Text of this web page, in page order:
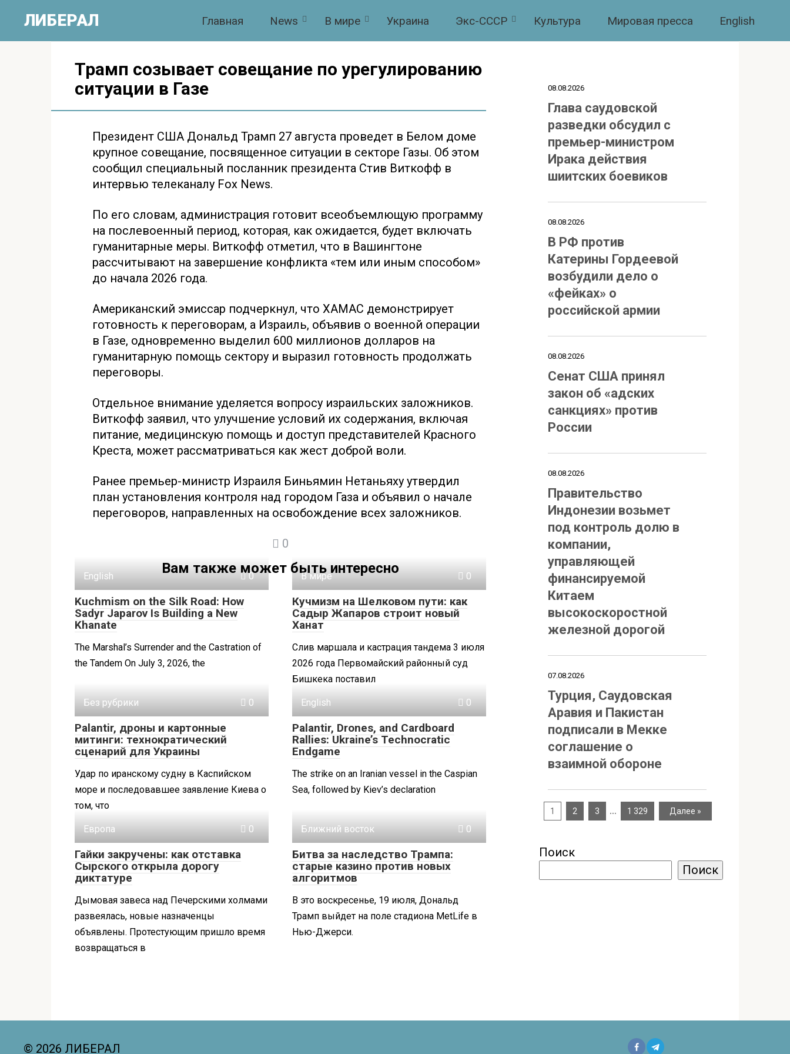
контенту
ЛИБЕРАЛ Главная News В мире Украина Экс-СССР Культура Мировая пресса English
Трамп созывает совещание по урегулированию
ситуации в Газе
Президент США Дональд Трамп 27 августа проведет в Белом доме
крупное совещание, посвященное ситуации в секторе Газы. Об этом
сообщил специальный посланник президента Стив Виткофф в
интервью телеканалу Fox News.
По его словам, администрация готовит всеобъемлющую программу
на послевоенный период, которая, как ожидается, будет включать
гуманитарные меры. Виткофф отметил, что в Вашингтоне
рассчитывают на завершение конфликта «тем или иным способом»
до начала 2026 года.
Американский эмиссар подчеркнул, что ХАМАС демонстрирует
готовность к переговорам, а Израиль, объявив о военной операции
в Газе, одновременно выделил 600 миллионов долларов на
гуманитарную помощь сектору и выразил готовность продолжать
переговоры.
Отдельное внимание уделяется вопросу израильских заложников.
Виткофф заявил, что улучшение условий их содержания, включая
питание, медицинскую помощь и доступ представителей Красного
Креста, может рассматриваться как жест доброй воли.
Ранее премьер-министр Израиля Биньямин Нетаньяху утвердил
план установления контроля над городом Газа и объявил о начале
переговоров, направленных на освобождение всех заложников.
0
Вам также может быть интересно
English 0
Kuchmism on the Silk Road: How
Sadyr Japarov Is Building a New
Khanate
The Marshal’s Surrender and the Castration of
the Tandem On July 3, 2026, the
В мире 0
Кучмизм на Шелковом пути: как
Садыр Жапаров строит новый
Ханат
Слив маршала и кастрация тандема 3 июля
2026 года Первомайский районный суд
Бишкека поставил
Без рубрики 0
Palantir, дроны и картонные
митинги: технократический
сценарий для Украины
Удар по иранскому судну в Каспийском
море и последовавшее заявление Киева о
том, что
English 0
Palantir, Drones, and Cardboard
Rallies: Ukraine’s Technocratic
Endgame
The strike on an Iranian vessel in the Caspian
Sea, followed by Kiev’s declaration
Европа 0
Гайки закручены: как отставка
Сырского открыла дорогу
диктатуре
Дымовая завеса над Печерскими холмами
развеялась, новые назначенцы
объявлены. Протестующим пришло время
возвращаться в
Ближний восток 0
Битва за наследство Трампа:
старые казино против новых
алгоритмов
В это воскресенье, 19 июля, Дональд
Трамп выйдет на поле стадиона MetLife в
Нью-Джерси.
08.08.2026
Глава саудовской
разведки обсудил с
премьер-министром
Ирака действия
шиитских боевиков
08.08.2026
В РФ против
Катерины Гордеевой
возбудили дело о
«фейках» о
российской армии
08.08.2026
Сенат США принял
закон об «адских
санкциях» против
России
08.08.2026
Правительство
Индонезии возьмет
под контроль долю в
компании,
управляющей
финансируемой
Китаем
высокоскоростной
железной дорогой
07.08.2026
Турция, Саудовская
Аравия и Пакистан
подписали в Мекке
соглашение о
взаимной обороне
1 2 3 … 1 329 Далее »
Поиск
Поиск
© 2026 ЛИБЕРАЛ